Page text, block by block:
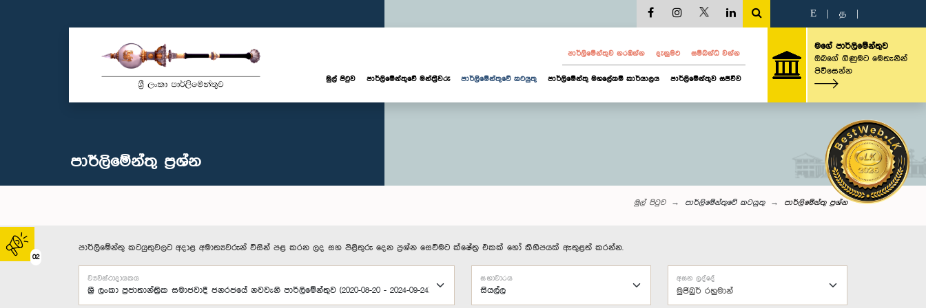
02
E த
පාර්ලි‌මේන්තුව නරඹන්න දැනුමට සම්බන්ධ වන්න
මුල් පිටුව පාර්ලි‌මේන්තුවේ මන්ත්‍රීවරු පාර්ලිමේන්තුවේ කටයුතු පාර්ලිමේන්තු මහලේකම් කාර්යාලය පාර්ලිමේන්තුව සජීවීව
මගේ පාර්ලිමේන්තුව
ඔබගේ ගිණුමට මෙතැනින්
පිවිසෙන්න
පාර්ලි‌මේන්තු‌ ප්‍රශ්න
මුල් පිටුව පාර්ලිමේන්තුවේ කටයුතු පාර්ලි‌මේන්තු‌ ප්‍රශ්න
පාර්ලිමේන්තු කටයුතුවලට අදාළ අමාත්‍යවරුන් විසින් පළ කරන ලද සහ පිළිතුරු දෙන ප්‍රශ්න සෙවීමට ක්ෂේත්‍ර එකක් හෝ කිහිපයක් ඇතුළත් කරන්න.
ව්‍යවස්ථාදායකය සභාවාරය
මුජිබුර් රහුමාන්
අසන ලද්දේ